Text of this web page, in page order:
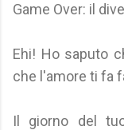
Game Over: il
Ehi! Ho saputo
che l'amore ti fa
Il giorno del